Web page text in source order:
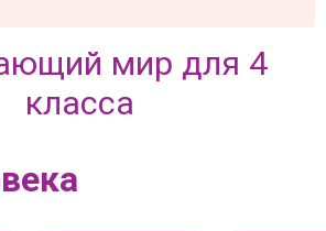
мир для 4
класса